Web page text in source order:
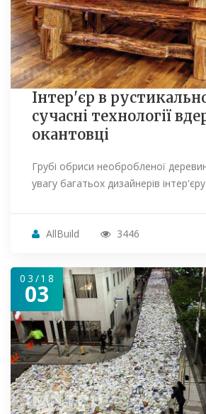
Інтер'єр в
сучасні технології
окантовці
Грубі обриси необробленої
увагу багатьох дизайнерів
AllBuild 3446
03/18
03